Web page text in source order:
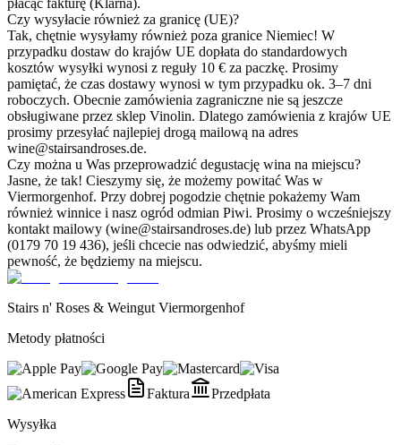
płacąc fakturę (Klarna).
Czy wysyłacie również za granicę (UE)?
Tak, chętnie wysyłamy również poza granice Niemiec! W
przypadku dostaw do krajów UE dopłata do standardowych
kosztów wysyłki wynosi z reguły 10 € za paczkę. Prosimy
pamiętać, że czas dostawy wynosi w tym przypadku ok. 3–7 dni
roboczych. Obecnie zamówienia zagraniczne nie są jeszcze
obsługiwane przez sklep Vinolin. Dlatego zamówienia z krajów UE
prosimy przesyłać najlepiej drogą mailową na adres
wine@stairsandroses.de.
Czy można u Was przeprowadzić degustację wina na miejscu?
Jasne, że tak! Cieszymy się, że możemy powitać Was w
Viermorgenhof. Przy dobrej pogodzie chętnie pokażemy Wam
również winnice i nasz ogród odmian Piwi. Prosimy o wcześniejszy
kontakt mailowy (wine@stairsandroses.de) lub przez WhatsApp
(0179 70 19 436), jeśli chcecie nas odwiedzić, abyśmy mieli
pewność, że będziemy na miejscu.
Stairs n' Roses & Weingut Viermorgenhof
Metody płatności
Faktura
Przedpłata
Wysyłka